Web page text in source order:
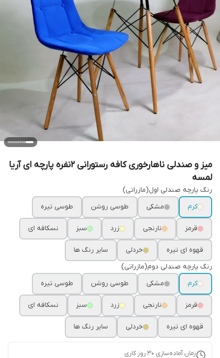
میز و صندلی ناهارخوری کافه رستورانی ۲نفره پارچه ای آریا
لمسه
رنگ پارچه صندلی اول(مازراتی)
کرم
مشکی طوسی روشن طوسی تیره
قرمز نارنجی زرد سبز نسکافه ای
قهوه ای تیره خردلی
سایر رنگ ها
رنگ پارچه صندلی دوم(مازراتی)
کرم
مشکی طوسی روشن طوسی تیره
قرمز نارنجی زرد سبز نسکافه ای
قهوه ای تیره خردلی سایر رنگ ها
زمان آماده‌سازی 30 روز کاری